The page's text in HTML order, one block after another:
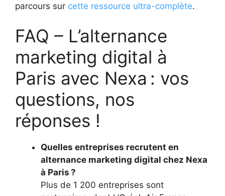
parcours sur cette ressource ultra-complète.
FAQ – L’alternance
marketing digital à
Paris avec Nexa : vos
questions, nos
réponses !
Quelles entreprises recrutent en
alternance marketing digital chez Nexa
à Paris ?
Plus de 1 200 entreprises sont